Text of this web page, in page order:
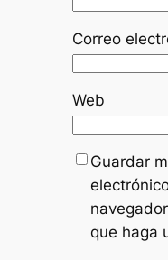
Correo
Web
Guardar
que haga